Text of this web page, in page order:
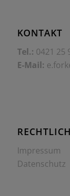
KONTAKT
Tel.: 0421 25
E-Mail:
Impressum
Datenschutz